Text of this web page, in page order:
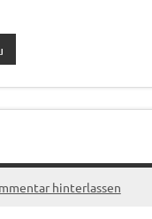
hinterlassen